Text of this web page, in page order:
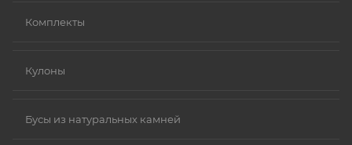
Комплекты
Кулоны
Бусы из натуральных камней